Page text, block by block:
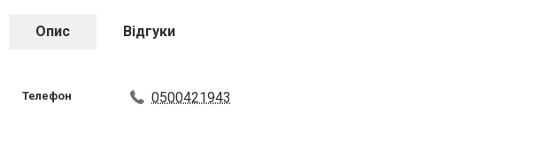
Опис Відгуки
Телефон 0500421943